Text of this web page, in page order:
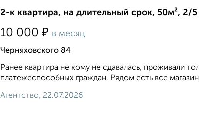
2-к квартира, на длительный срок, 50м², 2/
10 000 ₽ в месяц
Черняховского 84
Ранее квартира не кому не сдавалась, проживали
платежеспособных граждан. Рядом есть все
Агентство, 22.07.2026